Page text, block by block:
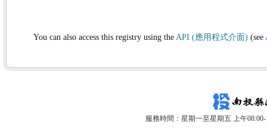
You can also access this registry using the API (應用程式介面) (see
服務時間：星期一至星期五 上午